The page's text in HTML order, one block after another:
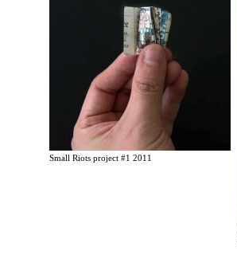
Small Riots project #1 2011